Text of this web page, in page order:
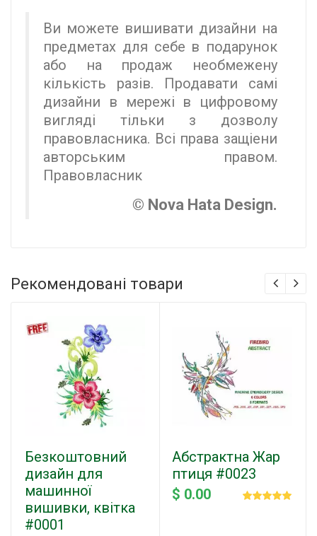
Ви можете вишивати дизайни на
предметах для себе в подарунок
або на продаж необмежену
кількість разів. Продавати самі
дизайни в мережі в цифровому
вигляді тільки з дозволу
правовласника. Всі права защіени
авторським правом.
Правовласник
© Nova Hata Design.
Рекомендовані товари
Безкоштовний
дизайн для
машинної
вишивки, квітка
#0001
Абстрактна Жар
птиця #0023
$ 0.00